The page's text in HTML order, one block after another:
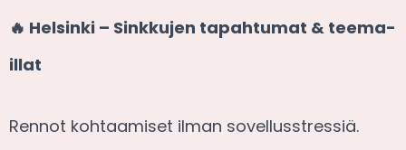
🔥 Helsinki – Sinkkujen tapahtumat & teema-
illat
Rennot kohtaamiset ilman sovellusstressiä.